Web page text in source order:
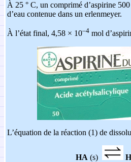
À 25 ° C, un comprimé d’aspirine
d’eau contenue dans un erlenmeyer.
À l’état final, 4,58 × 10–4 mol
L’équation de la réaction (1) de
HA (s)